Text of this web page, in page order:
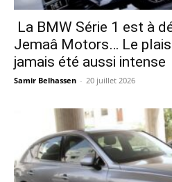
La BMW Série 1 est à
Jemaâ Motors… Le
jamais été aussi intense
Samir Belhassen - 20 juillet 2026